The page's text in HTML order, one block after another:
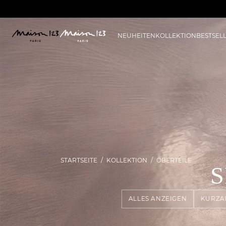
NEUHEITENKOLLEKTION
ALLES ANZEIGEN
STARTSEITE KOLLEKTION OBERTEILE